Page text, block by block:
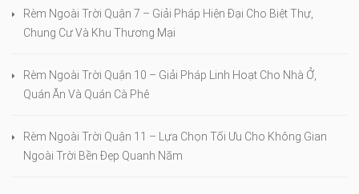
Rèm Ngoài Trời Quận 7 – Giải Pháp Hiện Đại Cho Biệt Thự,
Chung Cư Và Khu Thương Mại
Rèm Ngoài Trời Quận 10 – Giải Pháp Linh Hoạt Cho Nhà Ở,
Quán Ăn Và Quán Cà Phê
Rèm Ngoài Trời Quận 11 – Lựa Chọn Tối Ưu Cho Không Gian
Ngoài Trời Bền Đẹp Quanh Năm